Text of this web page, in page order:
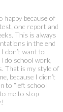
happy because of
one report and
This is always
in the end
I don’t want to
do school work,
That is my style of
because I didn’t
to “left school
me to stop